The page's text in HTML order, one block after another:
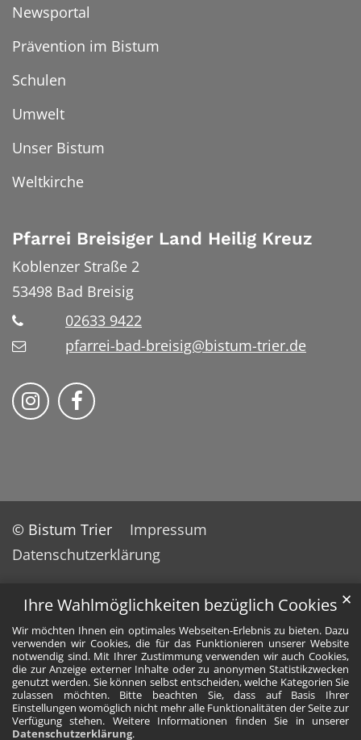
Ihre Wahlmöglichkeiten bezüglich Cookies
Wir möchten Ihnen ein optimales Webseiten-Erlebnis zu bieten. Dazu
verwenden wir Cookies, die für das Funktionieren unserer Website
notwendig sind. Mit Ihrer Zustimmung verwenden wir auch Cookies,
die zur Anzeige externer Inhalte oder zu anonymen Statistikzwecken
genutzt werden. Sie können selbst entscheiden, welche Kategorien Sie
zulassen möchten. Bitte beachten Sie, dass auf Basis Ihrer
Einstellungen womöglich nicht mehr alle Funktionalitäten der Seite zur
Verfügung stehen. Weitere Informationen finden Sie in unserer
Datenschutzerklärung.
✕
Newsportal
Prävention im Bistum
Schulen
Umwelt
Unser Bistum
Weltkirche
Pfarrei Breisiger Land Heilig Kreuz
Koblenzer Straße 2
53498 Bad Breisig
02633 9422
pfarrei-bad-breisig@bistum-trier.de
Folge uns auf Instragram
Folge uns auf Facebook
© Bistum Trier
Impressum
Datenschutzerklärung